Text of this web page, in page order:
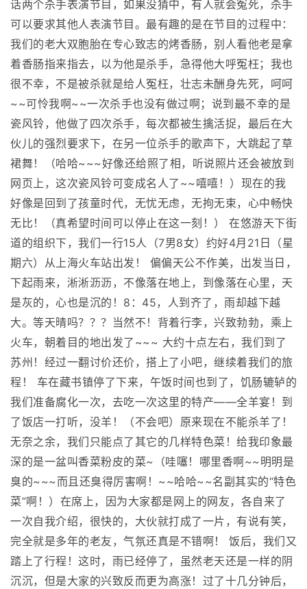
话两个杀手表演节目，如果没猜中，有人就会冤死，杀手
可以要求其他人表演节目。最有趣的是在节目的过程中：
我们的老大双胞胎在专心致志的烤香肠，别人看他老是拿
着香肠指来指去，以为他是杀手，急得他大呼冤枉；我也
很不幸，不是被杀就是给人冤枉，壮志未酬身先死，呵呵
~~可怜我啊~~一次杀手也没有做过啊；说到最不幸的是
瓷风铃，他做了四次杀手，每次都被生擒活捉，最后在大
伙儿的强烈要求下，在另一位杀手的歌声下，大跳起了草
裙舞！（哈哈~~~好像还给照了相，听说照片还会被放到
网页上，这次瓷风铃可变成名人了~~嘻嘻！）现在的我
好像是回到了孩童时代，无忧无虑，无拘无束，心中畅快
无比！（真希望时间可以停止在这一刻！） 在悠游天下街
道的组织下，我们一行15人（7男8女）约好4月21日（星
期六）从上海火车站出发！ 偏偏天公不作美，出发当日，
下起雨来，淅淅沥沥，不像落在地上，到像落在心里，天
是灰的，心也是沉的！8：45，人到齐了，雨却越下越
大。等天晴吗？？？当然不！背着行李，兴致勃勃，乘上
火车，朝着目的地出发了~~~ 大约十点左右，我们到了
苏州！经过一翻讨价还价，搭上了小吧，继续着我们的旅
程！ 车在藏书镇停了下来，午饭时间也到了，饥肠辘轳的
我们准备腐化一次，去吃一次这里的特产——全羊宴！到
了饭店一打听，没羊！（不会吧）原来现在不能杀羊了！
无奈之余，我们只能点了其它的几样特色菜！给我印象最
深的是一盆叫香菜粉皮的菜~（哇噻！哪里香啊~~明明是
臭的~~~而且还臭得厉害啊！~~哈哈~~名副其实的“特色
菜”啊！）在席上，因为大家都是网上的网友，各自来了
一次自我介绍，很快的，大伙就打成了一片，有说有笑，
完全就是多年的老友，气氛还真是不错啊！ 饭后，我们又
踏上了行程！这时，雨已经停了，虽然老天还是一样的阴
沉沉，但是大家的兴致反而更为高涨！过了十几分钟后，